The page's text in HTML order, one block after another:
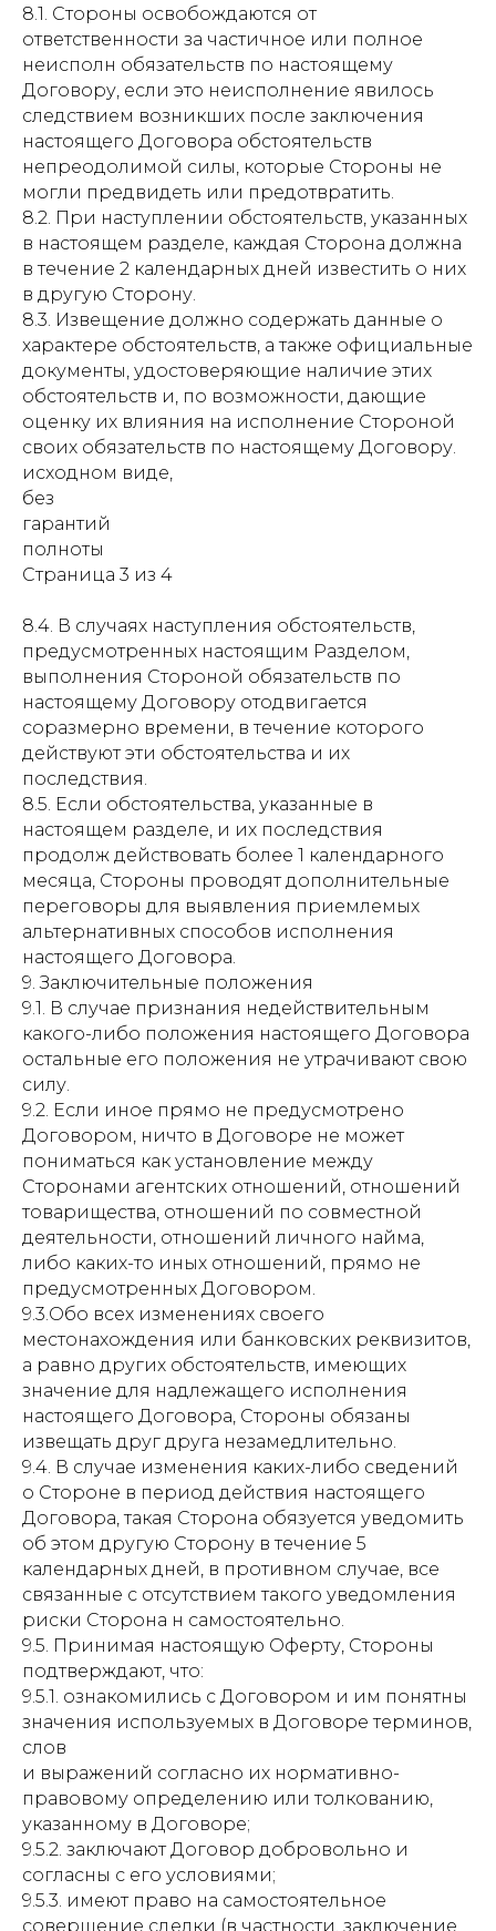
8.1. Стороны освобождаются от
ответственности за частичное или полное
неисполн обязательств по настоящему
Договору, если это неисполнение явилось
следствием возникших после заключения
настоящего Договора обстоятельств
непреодолимой силы, которые Стороны не
могли предвидеть или предотвратить.
8.2. При наступлении обстоятельств, указанных
в настоящем разделе, каждая Сторона должна
в течение 2 календарных дней известить о них
в другую Сторону.
8.3. Извещение должно содержать данные о
характере обстоятельств, а также официальные
документы, удостоверяющие наличие этих
обстоятельств и, по возможности, дающие
оценку их влияния на исполнение Стороной
своих обязательств по настоящему Договору.
исходном виде,
без
гарантий
полноты
Страница 3 из 4
8.4. В случаях наступления обстоятельств,
предусмотренных настоящим Разделом,
выполнения Стороной обязательств по
настоящему Договору отодвигается
соразмерно времени, в течение которого
действуют эти обстоятельства и их
последствия.
8.5. Если обстоятельства, указанные в
настоящем разделе, и их последствия
продолж действовать более 1 календарного
месяца, Стороны проводят дополнительные
переговоры для выявления приемлемых
альтернативных способов исполнения
настоящего Договора.
9. Заключительные положения
9.1. В случае признания недействительным
какого-либо положения настоящего Договора
остальные его положения не утрачивают свою
силу.
9.2. Если иное прямо не предусмотрено
Договором, ничто в Договоре не может
пониматься как установление между
Сторонами агентских отношений, отношений
товарищества, отношений по совместной
деятельности, отношений личного найма,
либо каких-то иных отношений, прямо не
предусмотренных Договором.
9.3.Обо всех изменениях своего
местонахождения или банковских реквизитов,
а равно других обстоятельств, имеющих
значение для надлежащего исполнения
настоящего Договора, Стороны обязаны
извещать друг друга незамедлительно.
9.4. В случае изменения каких-либо сведений
о Стороне в период действия настоящего
Договора, такая Сторона обязуется уведомить
об этом другую Сторону в течение 5
календарных дней, в противном случае, все
связанные с отсутствием такого уведомления
риски Сторона н самостоятельно.
9.5. Принимая настоящую Оферту, Стороны
подтверждают, что:
9.5.1. ознакомились с Договором и им понятны
значения используемых в Договоре терминов,
слов
и выражений согласно их нормативно-
правовому определению или толкованию,
указанному в Договоре;
9.5.2. заключают Договор добровольно и
согласны с его условиями;
9.5.3. имеют право на самостоятельное
совершение сделки (в частности, заключение